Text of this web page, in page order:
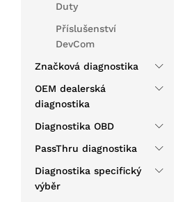
Duty
Příslušenství
DevCom
Značková diagnostika
OEM dealerská
diagnostika
Diagnostika OBD
PassThru diagnostika
Diagnostika specifický
výběr